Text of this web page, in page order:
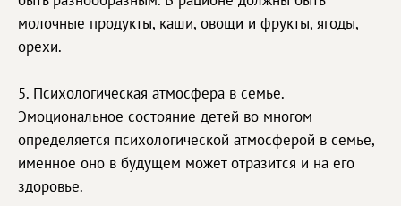
молочные продукты, каши, овощи и фрукты, ягоды,
орехи.
5. Психологическая атмосфера в семье.
Эмоциональное состояние детей во многом
определяется психологической атмосферой в семье,
именное оно в будущем может отразится и на его
здоровье.